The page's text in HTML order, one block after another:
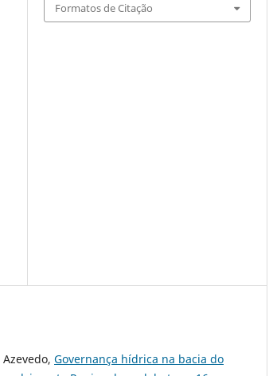
Formatos de Citação
Governança hídrica na bacia do